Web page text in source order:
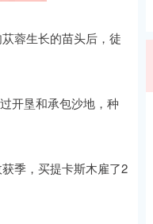
蓉生长的苗头后，徒
开垦和承包沙地，种
季，买提卡斯木雇了2